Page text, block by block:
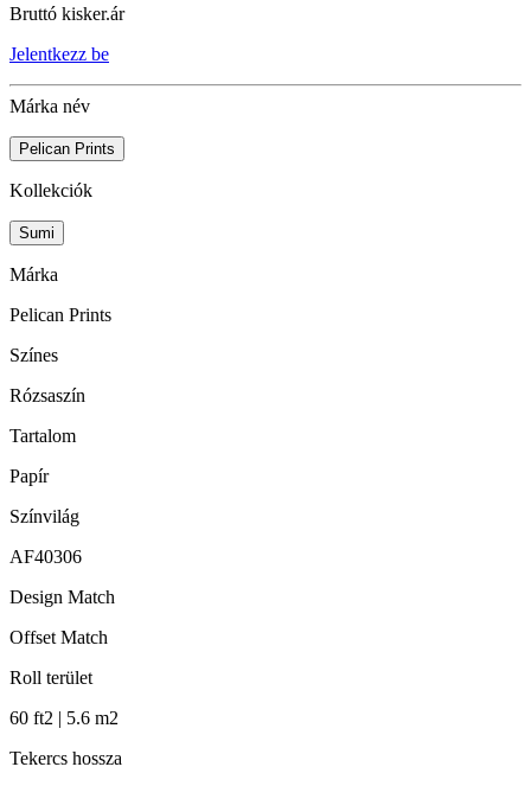
Bruttó kisker.ár
Jelentkezz be
Márka név
Pelican Prints
Kollekciók
Sumi
Márka
Pelican Prints
Színes
Rózsaszín
Tartalom
Papír
Színvilág
AF40306
Design Match
Offset Match
Roll terület
60 ft2 | 5.6 m2
Tekercs hossza